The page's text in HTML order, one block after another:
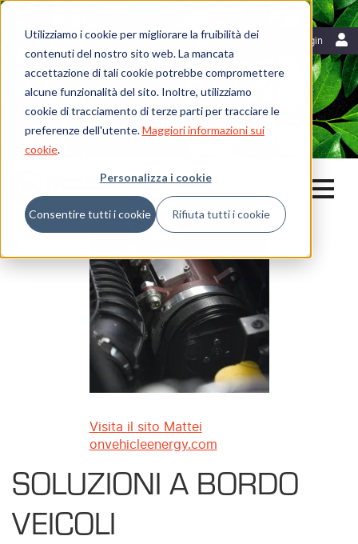
Utilizziamo i cookie per migliorare la fruibilità dei
contenuti del nostro sito web. La mancata
accettazione di tali cookie potrebbe compromettere
alcune funzionalità del sito. Inoltre, utilizziamo
cookie di tracciamento di terze parti per tracciare le
preferenze dell'utente.Maggiori informazioni sui
cookie.
Personalizza i cookie
Consentire tutti i cookie Rifiuta tutti i cookie
Login
Italiano
Risorse
Blog
Mattei News
Dicono di noi
Fiere ed eventi
Visita il sito Mattei
onvehicleenergy.com
SOLUZIONI A BORDO
VEICOLI